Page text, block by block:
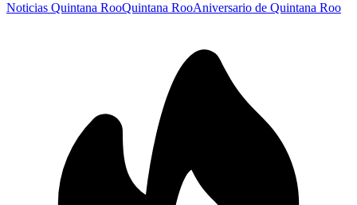
Noticias Quintana RooQuintana RooAniversario de Quintana Roo